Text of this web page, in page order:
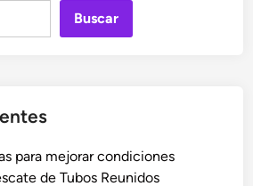
Buscar
para mejorar condiciones
de Tubos Reunidos